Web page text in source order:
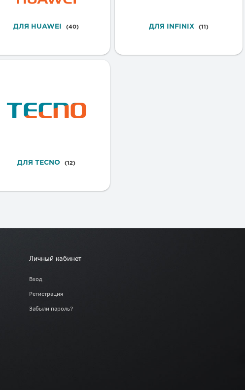
ДЛЯ HUAWEI (40) ДЛЯ INFINIX (11)
ДЛЯ TECNO (12)
Личный кабинет
Вход
Регистрация
Забыли пароль?